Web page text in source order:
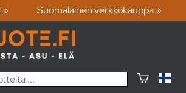
» Suomalainen verkkokauppa »